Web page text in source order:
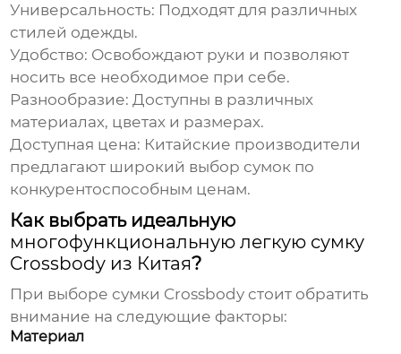
Универсальность: Подходят для различных
стилей одежды.
Удобство: Освобождают руки и позволяют
носить все необходимое при себе.
Разнообразие: Доступны в различных
материалах, цветах и размерах.
Доступная цена: Китайские производители
предлагают широкий выбор сумок по
конкурентоспособным ценам.
Как выбрать идеальную
многофункциональную легкую сумку
Crossbody из Китая?
При выборе сумки Crossbody стоит обратить
внимание на следующие факторы:
Материал